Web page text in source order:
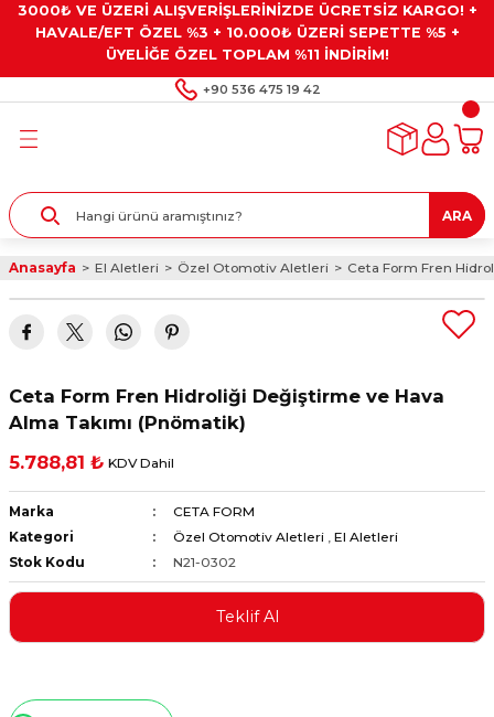
3000₺ VE ÜZERİ ALIŞVERİŞLERİNİZDE ÜCRETSİZ KARGO! +
HAVALE/EFT ÖZEL %3 + 10.000₺ ÜZERİ SEPETTE %5 +
ÜYELİĞE ÖZEL TOPLAM %11 İNDİRİM!
+90 536 475 19 42
Geri Dön
Geri Dön
Geri Dön
Gresler
Geri Dön
Alet Setleri
ve Multimetreler
ve Penseler
Geri Dön
Taşları ve
ARA
Anasayfa El Aletleri Özel Otomotiv Aletleri Ceta Form Fren
Ceta Form Fren Hidroliği Değiştirme ve Hava
Alma Takımı (Pnömatik)
5.788,81 ₺ KDV Dahil
Marka
CETA FORM
Kategori
Özel Otomotiv Aletleri , El Aletleri
Stok Kodu
N21-0302
Teklif Al